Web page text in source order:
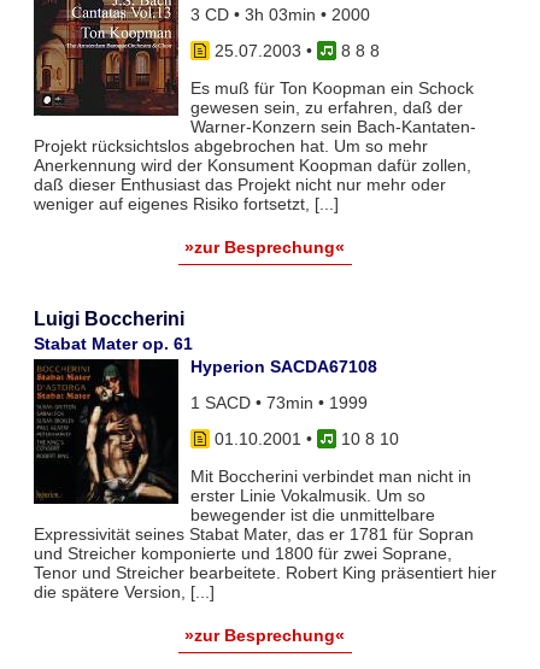
3 CD • 3h 03min • 2000
25.07.2003 •
8 8 8
Es muß für Ton Koopman ein Schock
gewesen sein, zu erfahren, daß der
Warner-Konzern sein Bach-Kantaten-
Projekt rücksichtslos abgebrochen hat. Um so mehr
Anerkennung wird der Konsument Koopman dafür zollen,
daß dieser Enthusiast das Projekt nicht nur mehr oder
weniger auf eigenes Risiko fortsetzt, [...]
»zur Besprechung«
Luigi Boccherini
Stabat Mater op. 61
Hyperion SACDA67108
1 SACD • 73min • 1999
01.10.2001 •
10 8 10
Mit Boccherini verbindet man nicht in
erster Linie Vokalmusik. Um so
bewegender ist die unmittelbare
Expressivität seines Stabat Mater, das er 1781 für Sopran
und Streicher komponierte und 1800 für zwei Soprane,
Tenor und Streicher bearbeitete. Robert King präsentiert hier
die spätere Version, [...]
»zur Besprechung«